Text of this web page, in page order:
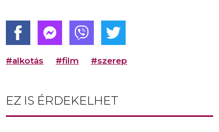
#alkotás #film #szerep
EZ IS ÉRDEKELHET